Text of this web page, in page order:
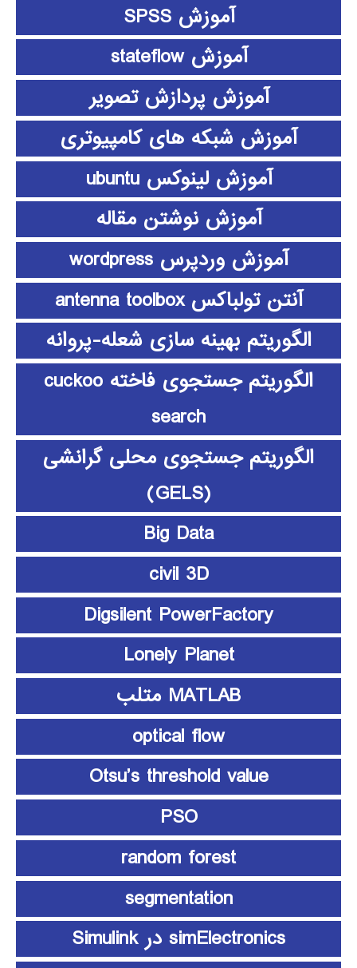
آموزش SPSS
آموزش stateflow
آموزش پردازش تصویر
آموزش شبکه های کامپیوتری
آموزش لینوکس ubuntu
آموزش نوشتن مقاله
آموزش وردپرس wordpress
آنتن تولباکس antenna toolbox
الگوریتم بهینه سازی شعله-پروانه
الگوریتم جستجوی فاخته cuckoo
search
الگوریتم جستجوی محلی گرانشی
(GELS)
Big Data
civil 3D
Digsilent PowerFactory
Lonely Planet
MATLAB متلب
optical flow
Otsu’s threshold value
PSO
random forest
segmentation
simElectronics در Simulink